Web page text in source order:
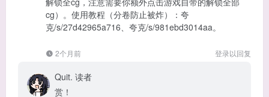
cg）。使用教程（分卷防止被炸）：夸
克/s/27d42965a716、夸克/s/981ebd3014aa。
2个月前 登录以回复
Quit. 读者
赏！